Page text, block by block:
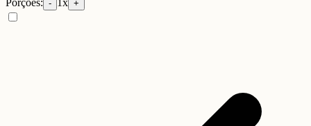
Porções: - 1x +